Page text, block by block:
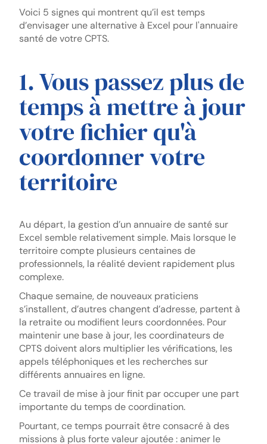
Voici 5 signes qui montrent qu’il est temps
d’envisager une alternative à Excel pour l'annuaire
santé de votre CPTS.
1. Vous passez plus de
temps à mettre à jour
votre fichier qu'à
coordonner votre
territoire
Au départ, la gestion d’un annuaire de santé sur
Excel semble relativement simple. Mais lorsque le
territoire compte plusieurs centaines de
professionnels, la réalité devient rapidement plus
complexe.
Chaque semaine, de nouveaux praticiens
s’installent, d’autres changent d’adresse, partent à
la retraite ou modifient leurs coordonnées. Pour
maintenir une base à jour, les coordinateurs de
CPTS doivent alors multiplier les vérifications, les
appels téléphoniques et les recherches sur
différents annuaires en ligne.
Ce travail de mise à jour finit par occuper une part
importante du temps de coordination.
Pourtant, ce temps pourrait être consacré à des
missions à plus forte valeur ajoutée : animer le